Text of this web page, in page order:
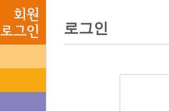
로그인